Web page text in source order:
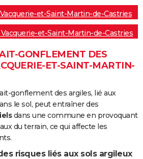
et-Saint-Martin-de-Castries
et-Saint-Martin-de-Castries
GONFLEMENT DES
ET-SAINT-MARTIN-
gonflement des argiles, lié aux
le sol, peut entraîner des
dans une commune en provoquant
du terrain, ce qui affecte les
risques liés aux sols argileux